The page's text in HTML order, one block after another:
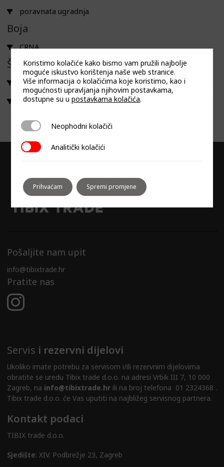
poravnata ugradnja
Boja
CRNA
Širina
60
72
Pošaljite nam upit
info@tibixtrade.hr
Pratite nas
Servis i rezervni dijelovi
Ukoliko imate potrebu za servisom i/ili rezervnim dijelovima
obratite se uredu Tibix trade d.o.o. na adresi Vrbik III 7, 10 000
Zagreb, na info@tibixtrade.hrili na broj telefona 01 2324368 .
Tibix trade d.o.o. će Vas uputiti na najbližeg servisnog partnera.
Kontakt podaci
TIBIX trade d.o.o.
Sjedište: XIV. Podbrežje 23, Zagreb
Koristimo kolačiće kako bismo vam pružili najbolje
moguće iskustvo korištenja naše web stranice.
Više informacija o kolačićima koje koristimo, kao i
mogućnosti upravljanja njihovim postavkama,
dostupne su upostavkama kolačića.
Neophodni kolačiči
Neophodni kolačiči
Analitički kolačići
Analitički kolačići
Prihvaćam Spremi promjene